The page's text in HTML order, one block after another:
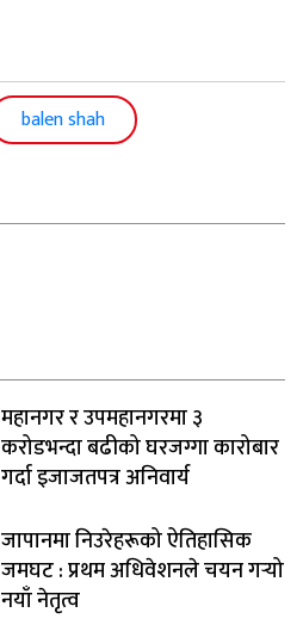
balen shah
महानगर र उपमहानगरमा ३
करोडभन्दा बढीको घरजग्गा कारोबार
गर्दा इजाजतपत्र अनिवार्य
जापानमा निउरेहरूको ऐतिहासिक
जमघट : प्रथम अधिवेशनले चयन गर्‍यो
नयाँ नेतृत्व